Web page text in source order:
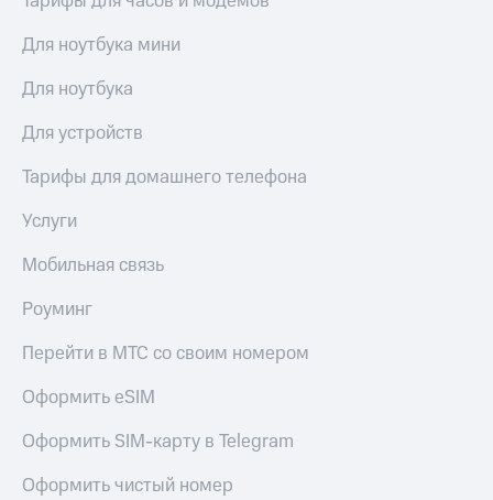
приобретения
выкупа
акций
Дивиденды
облигаций
о
Другое
Регистратор
Контакты
деловая этика
Для ноутбука мини
Для ноутбука
Для устройств
Тарифы для домашнего телефона
Услуги
Мобильная связь
Роуминг
Перейти в МТС со своим номером
Оформить eSIM
Оформить SIM-карту в Telegram
Оформить чистый номер